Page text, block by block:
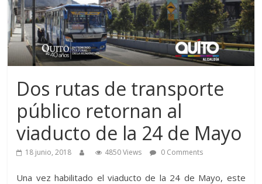
Dos rutas de transporte
público retornan al
viaducto de la 24 de Mayo
18 junio, 2018 4850 Views 0 Comments
Una vez habilitado el viaducto de la 24 de Mayo, este